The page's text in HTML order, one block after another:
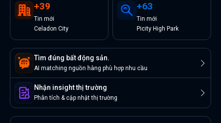
+39
Tin mới
Celadon City
+63
Tin mới
Picity High Park
Tìm đúng bất động sản.
AI matching nguồn hàng phù hợp nhu cầu
Nhận insight thị trường
Phân tích & cập nhật thị trường